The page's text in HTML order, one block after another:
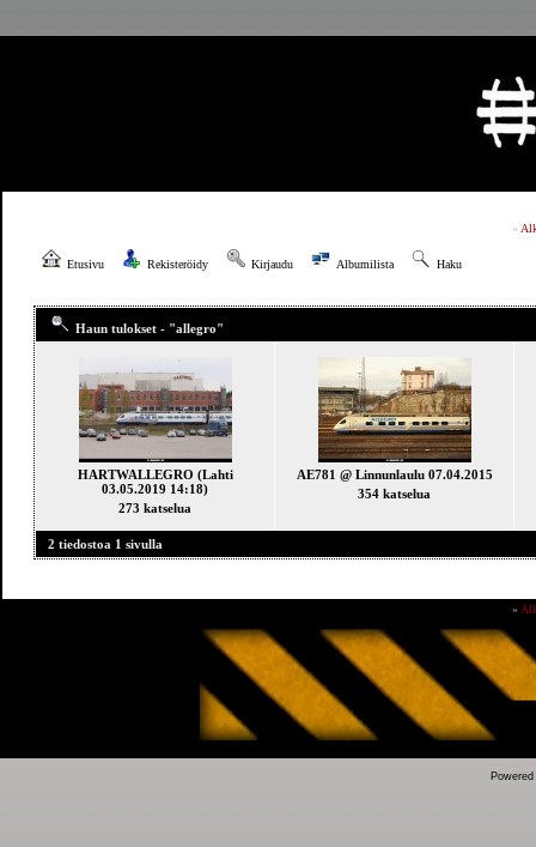
»
Etusivu Rekisteröidy Kirjaudu Albumilista Haku
Haun tulokset - "allegro"
HARTWALLEGRO (Lahti
03.05.2019 14:18)
273 katselua
AE781 @ Linnunlaulu 07.04.2015
354 katselua
2 tiedostoa 1 sivulla
»